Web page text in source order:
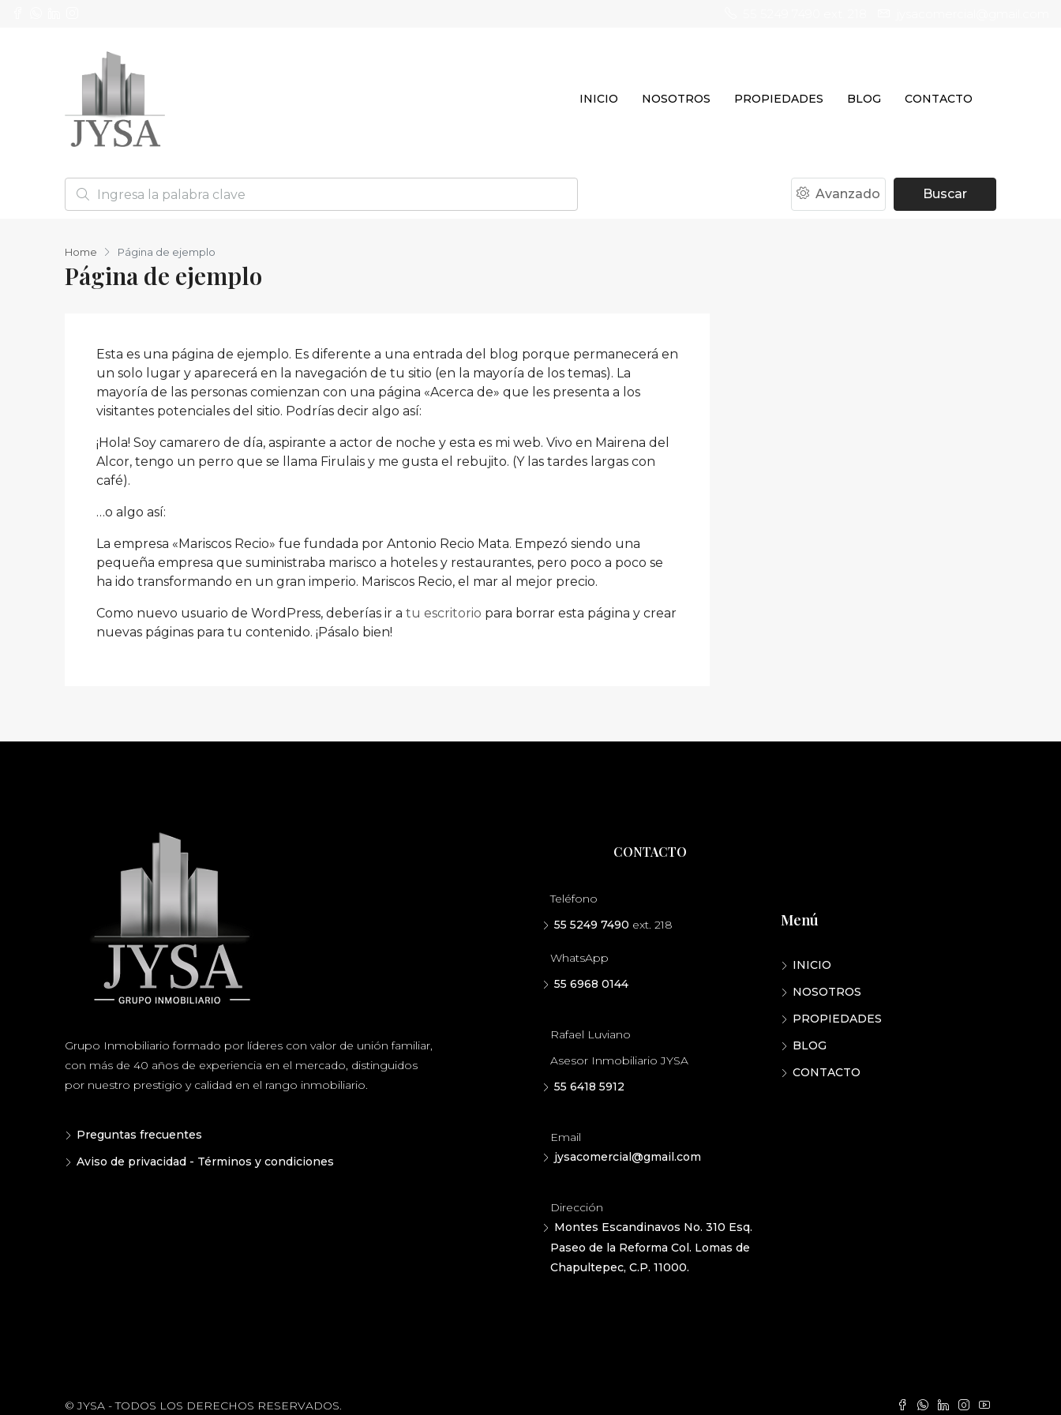
INICIO NOSOTROS PROPIEDADES BLOG CONTACTO
Avanzado Buscar
Home Página de ejemplo
Página de ejemplo
Esta es una página de ejemplo. Es diferente a una entrada del blog porque permanecerá en
un solo lugar y aparecerá en la navegación de tu sitio (en la mayoría de los temas). La
mayoría de las personas comienzan con una página «Acerca de» que les presenta a los
visitantes potenciales del sitio. Podrías decir algo así:
¡Hola! Soy camarero de día, aspirante a actor de noche y esta es mi web. Vivo en Mairena del
Alcor, tengo un perro que se llama Firulais y me gusta el rebujito. (Y las tardes largas con
café).
…o algo así:
La empresa «Mariscos Recio» fue fundada por Antonio Recio Mata. Empezó siendo una
pequeña empresa que suministraba marisco a hoteles y restaurantes, pero poco a poco se
ha ido transformando en un gran imperio. Mariscos Recio, el mar al mejor precio.
Como nuevo usuario de WordPress, deberías ir a tu escritorio para borrar esta página y crear
nuevas páginas para tu contenido. ¡Pásalo bien!
Grupo Inmobiliario formado por líderes con valor de unión familiar,
con más de 40 años de experiencia en el mercado, distinguidos
por nuestro prestigio y calidad en el rango inmobiliario.
Preguntas frecuentes
Aviso de privacidad - Términos y condiciones
CONTACTO
Teléfono
55 5249 7490 ext. 218
WhatsApp
55 6968 0144
Rafael Luviano
Asesor Inmobiliario JYSA
55 6418 5912
Email
jysacomercial@gmail.com
Dirección
Montes Escandinavos No. 310 Esq.
Paseo de la Reforma Col. Lomas de
Chapultepec, C.P. 11000.
Menú
INICIO
NOSOTROS
PROPIEDADES
BLOG
CONTACTO
© JYSA - TODOS LOS DERECHOS RESERVADOS.